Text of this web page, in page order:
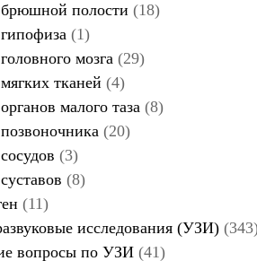
полости (18)
(1)
мозга (29)
тканей (4)
малого таза (8)
(20)
(3)
(8)
(11)
исследования (УЗИ)
вопросы по УЗИ (41)